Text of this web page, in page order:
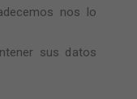
nos lo
sus datos